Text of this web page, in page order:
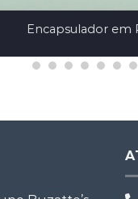
Encapsulador em